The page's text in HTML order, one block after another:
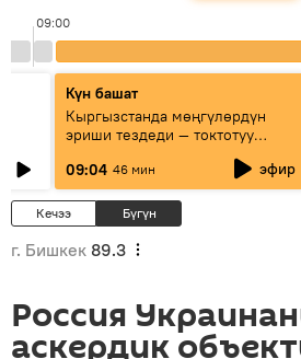
09:00
Күн башат
Кыргызстанда мөңгүлөрдүн
эриши тездеди — токтотуу
09:04 46 мин эфир
Кечээ Бүгүн
г. Бишкек 89.3
Россия
аскердик